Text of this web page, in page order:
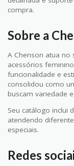
compra.
Sobre a
A Chenson atua no
acessórios
funcionalidade e
consolidou como
buscam variedade
Seu catálogo inclui
atendendo
especiais.
Redes